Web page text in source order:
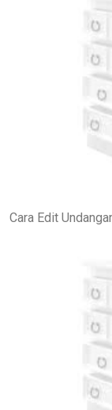
Cara Edit